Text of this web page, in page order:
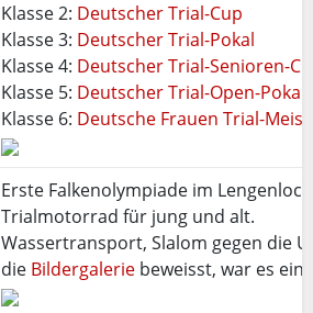
Klasse 2: Deutscher Trial-Cup
Klasse 3: Deutscher Trial-Pokal
Klasse 4: Deutscher Trial-Senioren-
Klasse 5: Deutscher Trial-Open-Pokal
Klasse 6: Deutsche Frauen Trial-
Erste Falkenolympiade im
Trialmotorrad für jung und alt.
Wassertransport, Slalom gegen die
die Bildergalerie beweisst, war es ein